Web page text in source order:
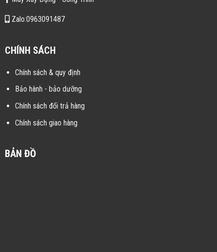
Zalo:0963091487
CHÍNH SÁCH
Chính sách & quy định
Bảo hành - bảo dưỡng
Chính sách đổi trả hàng
Chính sách giao hàng
BẢN ĐỒ